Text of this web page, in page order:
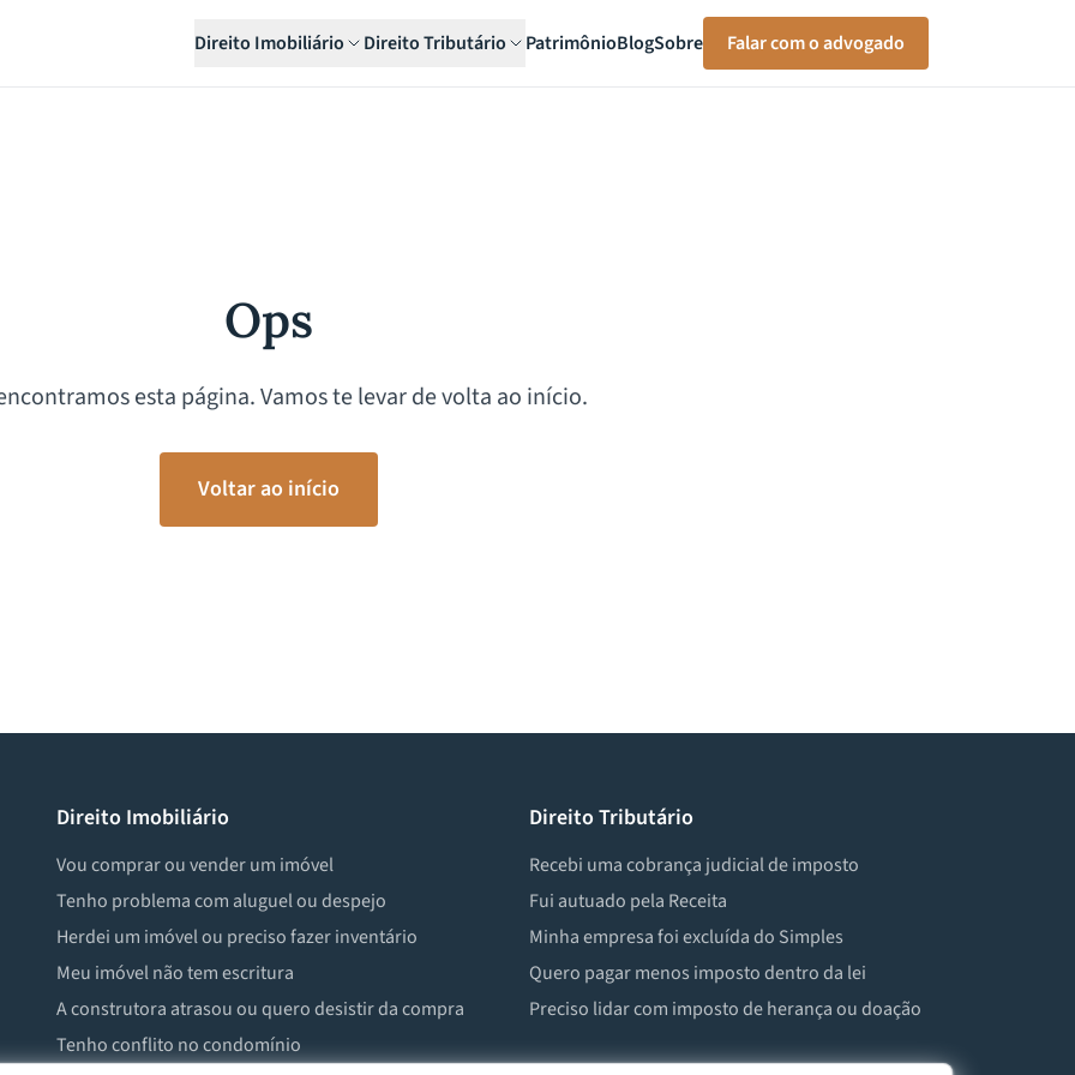
Direito Imobiliário Direito Tributário PatrimônioBlogSobre Falar com o advogado
Ops
esta página. Vamos te levar de volta ao início.
Voltar ao início
Direito Imobiliário
Vou comprar ou vender um imóvel
Tenho problema com aluguel ou despejo
Herdei um imóvel ou preciso fazer inventário
Meu imóvel não tem escritura
A construtora atrasou ou quero desistir da compra
Tenho conflito no condomínio
Direito Tributário
Recebi uma cobrança judicial de imposto
Fui autuado pela Receita
Minha empresa foi excluída do Simples
Quero pagar menos imposto dentro da lei
Preciso lidar com imposto de herança ou doação